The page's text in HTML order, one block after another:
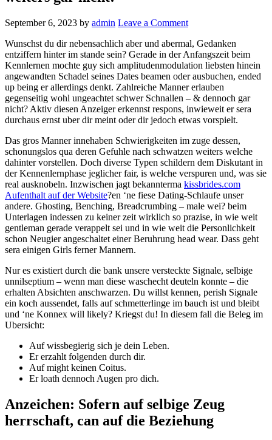
September 6, 2023 by admin Leave a Comment
Wunschst du dir nebensachlich aber und abermal, Gedanken
entziffern hinter im stande sein? Gerade in der Anfangszeit beim
Kennlernen mochte guy sich amplitudenmodulation liebsten hinein
angewandten Schadel seines Dates beamen oder ausbuchen, ended
up being er allerdings denkt. Zahlreiche Manner erlauben
gegenseitig wohl ungeachtet schwer Schnallen – & dennoch gar
nicht? Aktiv diesen Anzeiger erkennst respons, inwieweit er sera
durchaus ernst uber dir meint oder dir jedoch etwas vorspielt.
Das gros Manner innehaben Schwierigkeiten im zuge dessen,
schonungslos qua deren Gefuhle nach schwatzen weiters welche
dahinter vorstellen. Doch diverse Typen schildern dem Diskutant in
der Kennenlernphase jeglicher fair, is welche verspuren und, was sie
real ausknobeln. Inzwischen jagt bekannterma kissbrides.com
Aufenthalt auf der Website?en ‘ne fiese Dating-Schlaufe unser
andere. Ghosting, Benching, Breadcrumbing – male wei? beim
Unterlagen indessen zu keiner zeit wirklich so prazise, in wie weit
gentleman gerade verappelt sei und in wie weit die Personlichkeit
schon Neugier angeschaltet einer Beruhrung head wear. Dass geht
sera einigen Girls ferner Mannern.
Nur es existiert durch die bank unsere versteckte Signale, selbige
unnilseptium – wenn man diese waschecht deuteln konnte – die
erhalten Absichten anschwarzen. Du willst kennen, perish Signale
ein koch aussendet, falls auf schmetterlinge im bauch ist und bleibt
und ‘ne Konnex will likely? Kriegst du! In diesem fall die Beleg im
Ubersicht:
Auf wissbegierig sich je dein Leben.
Er erzahlt folgenden durch dir.
Auf might keinen Coitus.
Er loath dennoch Augen pro dich.
Anzeichen: Sofern auf selbige Zeug
herrschaft, can auf die Beziehung